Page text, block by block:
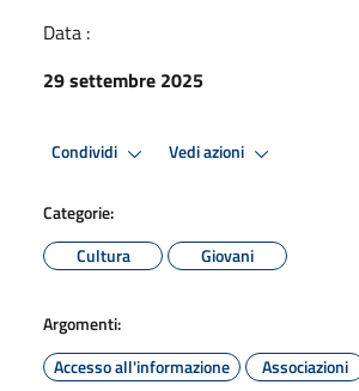
Data :
29 settembre 2025
Condividi Vedi azioni
Categorie:
Cultura
Giovani
Argomenti:
Accesso all'informazione
Associazioni